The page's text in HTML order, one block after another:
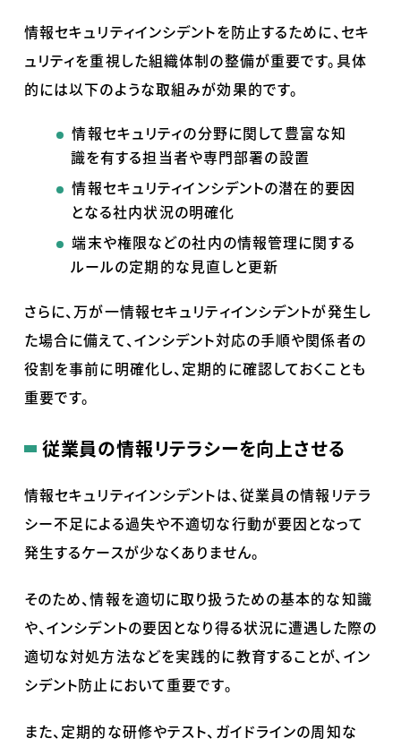
情報セキュリティインシデントを防止するために、セキ
ュリティを重視した組織体制の整備が重要です。具体
的には以下のような取組みが効果的です。
情報セキュリティの分野に関して豊富な知
識を有する担当者や専門部署の設置
情報セキュリティインシデントの潜在的要因
となる社内状況の明確化
端末や権限などの社内の情報管理に関する
ルールの定期的な見直しと更新
さらに、万が一情報セキュリティインシデントが発生し
た場合に備えて、インシデント対応の手順や関係者の
役割を事前に明確化し、定期的に確認しておくことも
重要です。
従業員の情報リテラシーを向上させる
情報セキュリティインシデントは、従業員の情報リテラ
シー不足による過失や不適切な行動が要因となって
発生するケースが少なくありません。
そのため、情報を適切に取り扱うための基本的な知識
や、インシデントの要因となり得る状況に遭遇した際の
適切な対処方法などを実践的に教育することが、イン
シデント防止において重要です。
また、定期的な研修やテスト、ガイドラインの周知な